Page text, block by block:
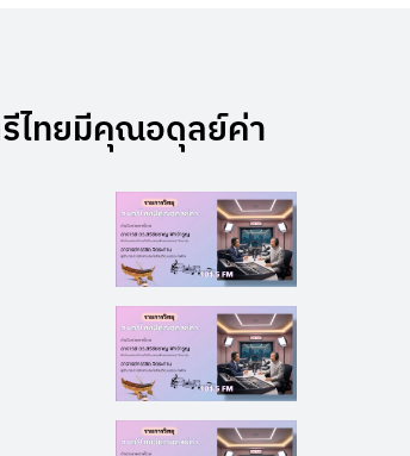
ไทยมีคุณอดุลย์ค่า